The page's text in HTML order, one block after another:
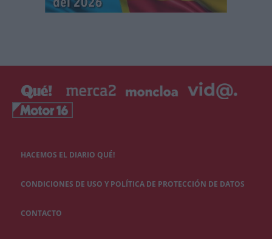
HACEMOS EL DIARIO QUÉ!
CONDICIONES DE USO Y POLÍTICA DE PROTECCIÓN DE DATOS
CONTACTO